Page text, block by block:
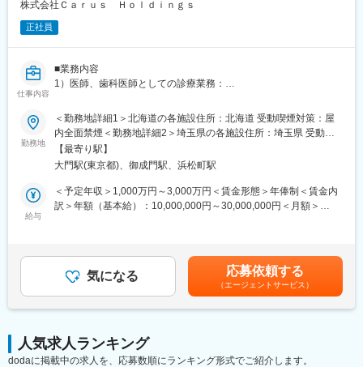
模に成長していく見込みです。ゆくゆくは、患者さんたちへの最
高のホスピタリティ、働くスタッフたちには働きやすさと十分な
待遇が実現した職場環境、そして日本全国での医療介護サービス
の持続性の３つを実現できる会社として大きく成長していくこと
を目指して経営をしております。
今後日本、特に地方では2040年までは高齢者の数が増え続け、そ
そのような社会情勢の変化を見据えて、グループ法人としての一
体となって事業展開できる強みを活かし、安全で安心な医療介護
提供体制・就労環境を作るべく、これまでの医療サービス、医療
機関支援会社の枠にとらわれずにチャレンジしていきたいと思っ
その上で、10年以内に母体である株式会社の上場も見据え運営し
ていきたいと考えております。
株式会社Ｃａｒｕｓ Ｈｏｌｄｉｎｇｓ
正社員
仕事内容
■業務内容
1）医師、歯科医師としての診療業務：
能です。
2）経営管理・企画を含む経営全般：
診療のみが良い方には経営管理は求めません。
ご希望の方には拠点やグループ全体の経営管理についてもお任せ
します。
3）以下はご希望に応じて業務として想定
・事業承継におけるM＆A・PMI業務各種
当社の創業者であり代表医師を務めている今野健一郎が、2018年
に事業承継した栃木県の診療所を皮切りに、その後2020年2月に
医療法人化するとともにグループ展開を開始したことが事業の始
メディカルサービス法人を立ち上げました。
勤務地
＜勤務地詳細1＞北海道の各施設住所：北海道 受動喫煙対策：屋
内全面禁煙＜勤務地詳細2＞埼玉県の各施設住所：埼玉県 受動喫
煙対策：屋内全面禁煙＜勤務地詳細3＞本社住所：東京都港区芝大
門1-2-14 H1O浜松町13階受動喫煙対策：屋内全面禁煙変更の範
【最寄り駅】
大門駅(東京都)、御成門駅、浜松町駅
給与
＜予定年収＞1,000万円～3,000万円＜賃金形態＞年俸制＜賃金内
訳＞年額（基本給）：10,000,000円～30,000,000円＜月額＞
目安の金額であり、選考を通じて上下する可能性があります。月
給(月額)は固定手当を含めた表記です。
気になる 応募依頼する
（エージェントサービス）
人気求人ランキング
dodaに掲載中の求人を、応募数順にランキング形式でご紹介します。